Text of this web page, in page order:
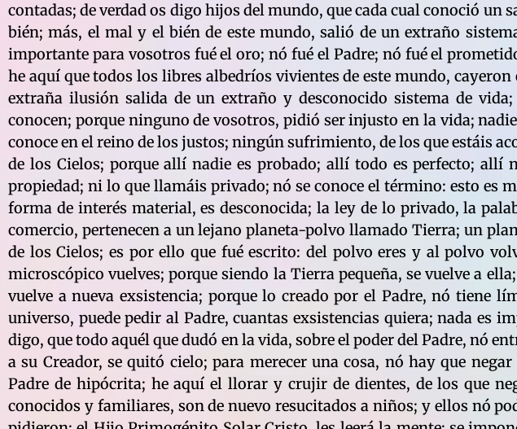
contadas; de verdad os digo hijos del mundo, que cada cual conoció un
bién; más, el mal y el bién de este mundo, salió de un extraño
importante para vosotros fué el oro; nó fué el Padre; nó fué el
he aquí que todos los libres albedríos vivientes de este mundo,
extraña ilusión salida de un extraño y desconocido sistema de
conocen; porque ninguno de vosotros, pidió ser injusto en la vida;
conoce en el reino de los justos; ningún sufrimiento, de los que estáis
de los Cielos; porque allí nadie es probado; allí todo es perfecto; allí
propiedad; ni lo que llamáis privado; nó se conoce el término: esto es
forma de interés material, es desconocida; la ley de lo privado, la
comercio, pertenecen a un lejano planeta-polvo llamado Tierra; un
de los Cielos; es por ello que fué escrito: del polvo eres y al polvo
microscópico vuelves; porque siendo la Tierra pequeña, se vuelve a
vuelve a nueva exsistencia; porque lo creado por el Padre, nó tiene
universo, puede pedir al Padre, cuantas exsistencias quiera; nada es
digo, que todo aquél que dudó en la vida, sobre el poder del Padre, nó
a su Creador, se quitó cielo; para merecer una cosa, nó hay que
Padre de hipócrita; he aquí el llorar y crujir de dientes, de los que
conocidos y familiares, son de nuevo resucitados a niños; y ellos nó